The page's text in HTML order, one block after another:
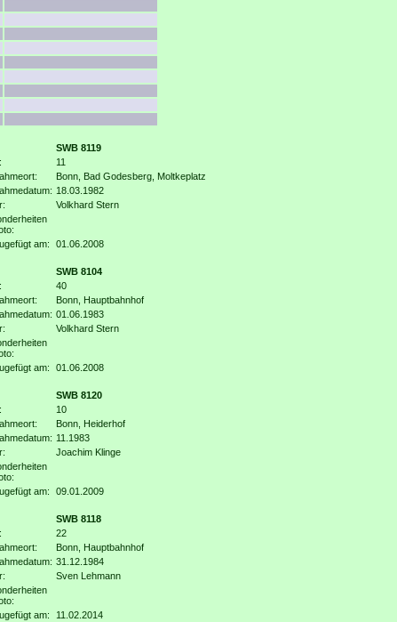
SWB 8119
11
Bonn, Bad Godesberg, Moltkeplatz
18.03.1982
Volkhard Stern
am:
01.06.2008
SWB 8104
40
Bonn, Hauptbahnhof
01.06.1983
Volkhard Stern
am:
01.06.2008
SWB 8120
10
Bonn, Heiderhof
11.1983
Joachim Klinge
am:
09.01.2009
SWB 8118
22
Bonn, Hauptbahnhof
31.12.1984
Sven Lehmann
am:
11.02.2014